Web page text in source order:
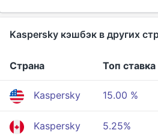
Kaspersky кэшбэк в других
Страна Топ ставка
Kaspersky 15.00 %
Kaspersky 5.25%